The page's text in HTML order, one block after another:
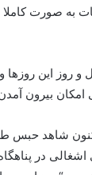
به صورت
و روز این
بیرون آمدن
در